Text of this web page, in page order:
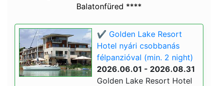
Balatonfüred ****
✔️ Golden Lake Resort
Hotel nyári csobbanás
félpanzióval (min. 2 night)
2026.06.01 - 2026.08.31
Golden Lake Resort Hotel